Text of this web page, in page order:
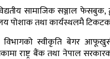
सामाजिक सञ्जाल फेसबुक,
पोशाक तथा कार्यस्थलमै
स्वीकृति बेगर आफूखुसी
राष्ट्र बैंक तथा नेपाल